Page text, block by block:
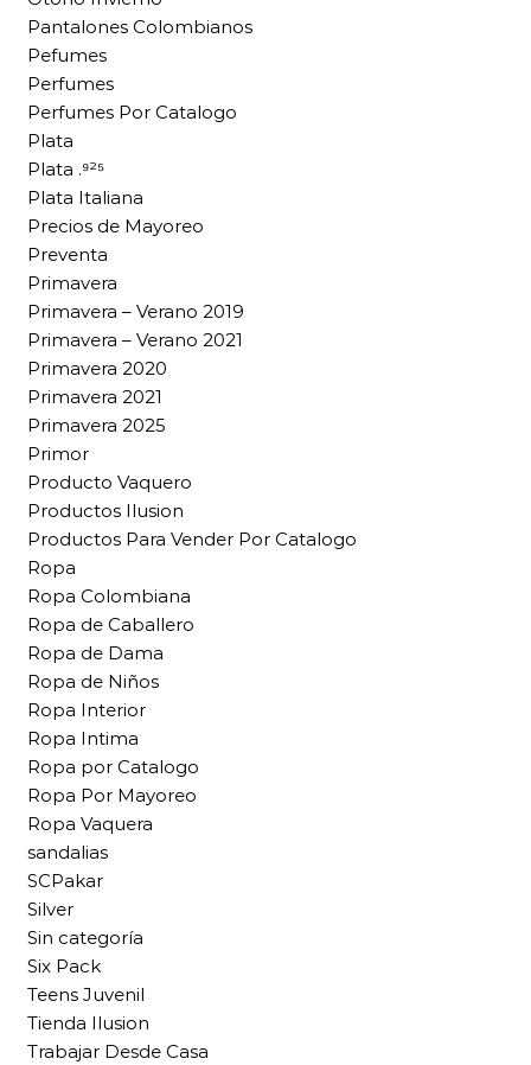
Pantalones Colombianos
Pefumes
Perfumes
Perfumes Por Catalogo
Plata
Plata .⁹²⁵
Plata Italiana
Precios de Mayoreo
Preventa
Primavera
Primavera – Verano 2019
Primavera – Verano 2021
Primavera 2020
Primavera 2021
Primavera 2025
Primor
Producto Vaquero
Productos Ilusion
Productos Para Vender Por Catalogo
Ropa
Ropa Colombiana
Ropa de Caballero
Ropa de Dama
Ropa de Niños
Ropa Interior
Ropa Intima
Ropa por Catalogo
Ropa Por Mayoreo
Ropa Vaquera
sandalias
SCPakar
Silver
Sin categoría
Six Pack
Teens Juvenil
Tienda Ilusion
Trabajar Desde Casa